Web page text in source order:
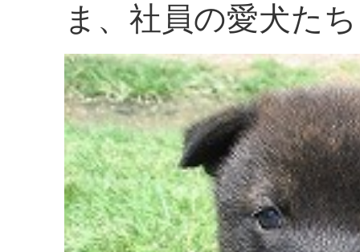
ま、社員の愛犬た